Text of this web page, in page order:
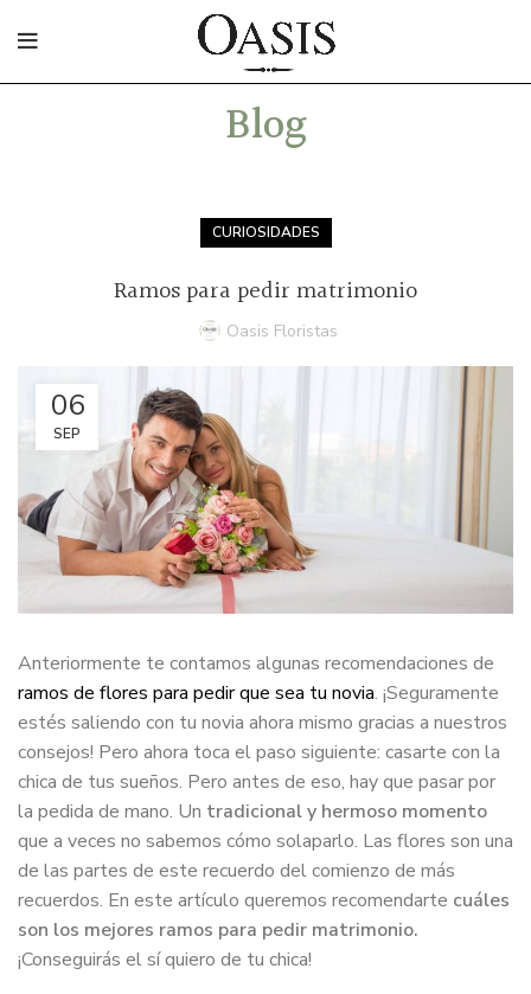
Blog
CURIOSIDADES
Ramos para pedir matrimonio
Oasis Floristas
06
SEP
Anteriormente te contamos algunas recomendaciones de
ramos de flores para pedir que sea tu novia. ¡Seguramente
estés saliendo con tu novia ahora mismo gracias a nuestros
consejos! Pero ahora toca el paso siguiente: casarte con la
chica de tus sueños. Pero antes de eso, hay que pasar por
la pedida de mano. Un tradicional y hermoso momento
que a veces no sabemos cómo solaparlo. Las flores son una
de las partes de este recuerdo del comienzo de más
recuerdos. En este artículo queremos recomendarte cuáles
son los mejores ramos para pedir matrimonio.
¡Conseguirás el sí quiero de tu chica!